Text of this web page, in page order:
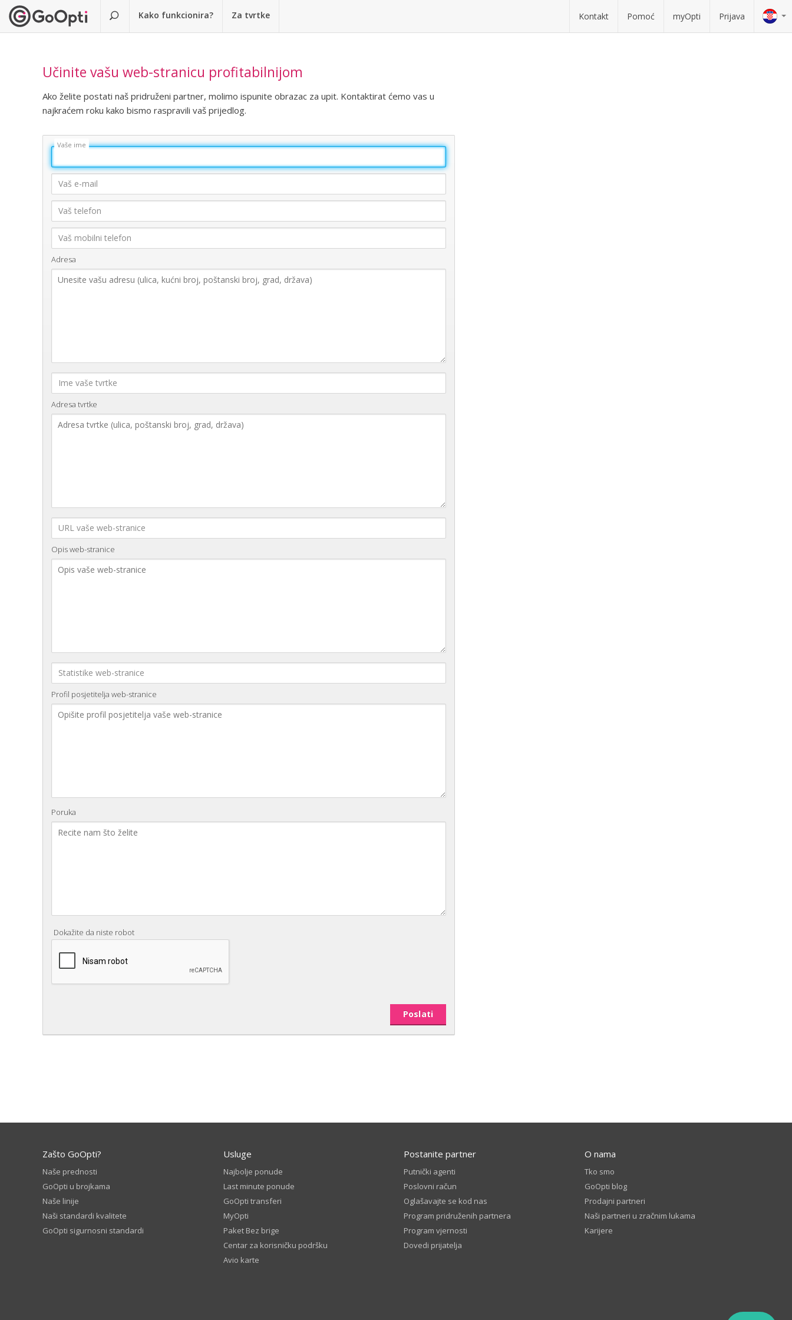
Kako funkcionira? Za tvrtke Kontakt Pomoć myOpti Prijava
Učinite vašu web-stranicu profitabilnijom
Ako želite postati naš pridruženi partner, molimo ispunite obrazac za upit. Kontaktirat ćemo vas u
najkraćem roku kako bismo raspravili vaš prijedlog.
Adresa
Adresa tvrtke
Opis web-stranice
Profil posjetitelja web-stranice
Poruka
Dokažite da niste robot
Zašto GoOpti?
Naše prednosti
GoOpti u brojkama
Naše linije
Naši standardi kvalitete
GoOpti sigurnosni standardi
Usluge
Najbolje ponude
Last minute ponude
GoOpti transferi
MyOpti
Paket Bez brige
Centar za korisničku podršku
Avio karte
Postanite partner
Putnički agenti
Poslovni račun
Oglašavajte se kod nas
Program pridruženih partnera
Program vjernosti
Dovedi prijatelja
O nama
Tko smo
GoOpti blog
Prodajni partneri
Naši partneri u zračnim lukama
Karijere